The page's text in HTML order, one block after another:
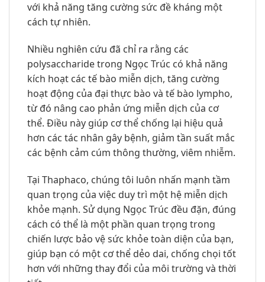
với khả năng tăng cường sức đề kháng một
cách tự nhiên.
Nhiều nghiên cứu đã chỉ ra rằng các
polysaccharide trong Ngọc Trúc có khả năng
kích hoạt các tế bào miễn dịch, tăng cường
hoạt động của đại thực bào và tế bào lympho,
từ đó nâng cao phản ứng miễn dịch của cơ
thể. Điều này giúp cơ thể chống lại hiệu quả
hơn các tác nhân gây bệnh, giảm tần suất mắc
các bệnh cảm cúm thông thường, viêm nhiễm.
Tại Thaphaco, chúng tôi luôn nhấn mạnh tầm
quan trọng của việc duy trì một hệ miễn dịch
khỏe mạnh. Sử dụng Ngọc Trúc đều đặn, đúng
cách có thể là một phần quan trọng trong
chiến lược bảo vệ sức khỏe toàn diện của bạn,
giúp bạn có một cơ thể dẻo dai, chống chọi tốt
hơn với những thay đổi của môi trường và thời